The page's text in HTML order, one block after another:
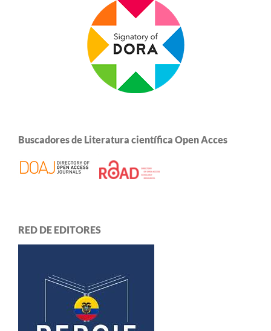
Buscadores de Literatura científica Open Acces
RED DE EDITORES